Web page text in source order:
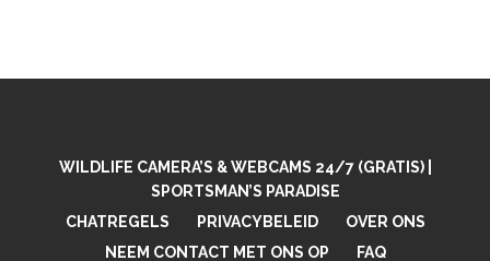
WILDLIFE CAMERA’S & WEBCAMS 24/7 (GRATIS) |
SPORTSMAN’S PARADISE
CHATREGELS
PRIVACYBELEID
OVER ONS
NEEM CONTACT MET ONS OP
FAQ